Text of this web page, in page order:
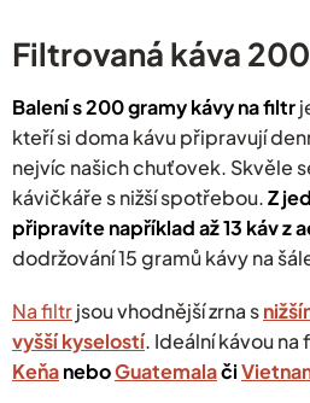
Filtrovaná káva
Balení s 200 gramy kávy na filtr
kteří si doma kávu připravují
nejvíc našich chuťovek. Skvěle
kávičkáře s nižší spotřebou.Z
připravíte například až 13 káv z
dodržování 15 gramů kávy na
Na filtrjsou vhodnější zrna s
vyšší kyselostí. Ideální kávou na
KeňaneboGuatemalači